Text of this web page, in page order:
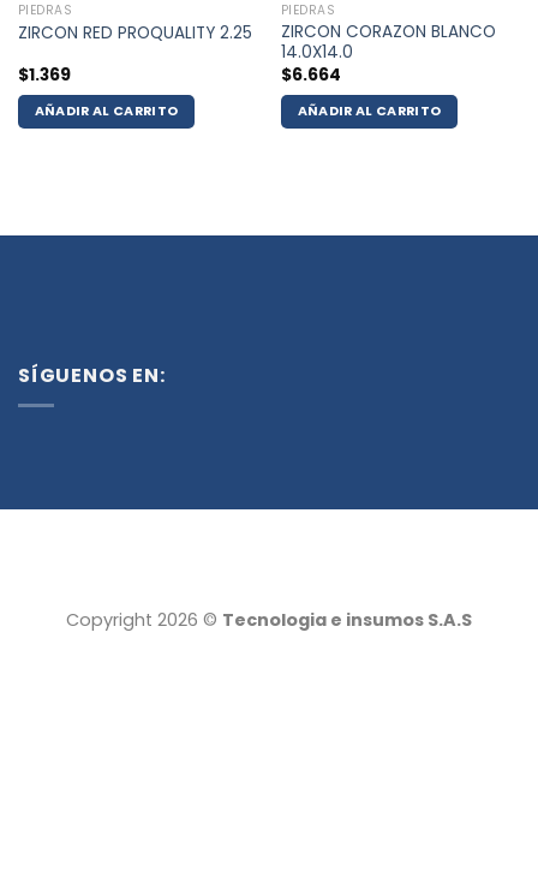
PIEDRAS
ZIRCON RED PROQUALITY 2.25
$1.369
AÑADIR AL CARRITO
PIEDRAS
ZIRCON CORAZON BLANCO
14.0X14.0
$6.664
AÑADIR AL CARRITO
SÍGUENOS EN:
Copyright 2026 © Tecnologia e insumos S.A.S